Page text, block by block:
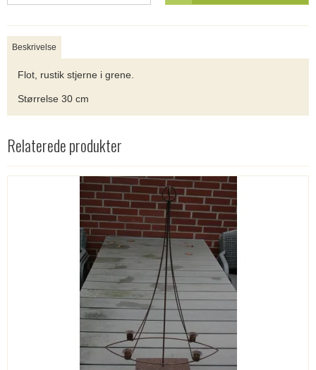
Beskrivelse
Flot, rustik stjerne i grene.
Størrelse 30 cm
Relaterede produkter